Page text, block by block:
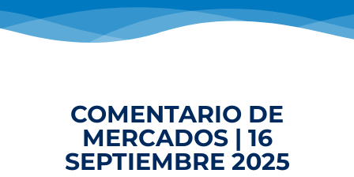
COMENTARIO DE
MERCADOS | 16
SEPTIEMBRE 2025